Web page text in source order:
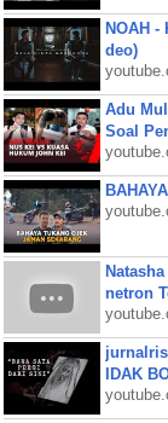
NOAH
deo)
Adu
Soal
netron
IDAK